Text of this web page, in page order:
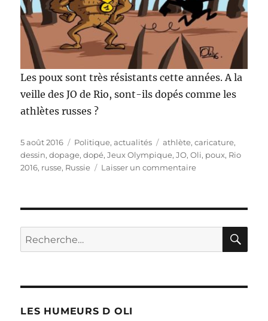
Les poux sont très résistants cette années. A la
veille des JO de Rio, sont-ils dopés comme les
athlètes russes ?
Publié
le
5 août 2016 Catégories
Politique, actualités Étiquettes
athlète,caricature,
dessin,dopage,dopé,Jeux Olympique,JO,Oli, poux, Rio
2016, russe, Russie Laisser un commentairesur
Recherche
pour :
LES HUMEURS D OLI